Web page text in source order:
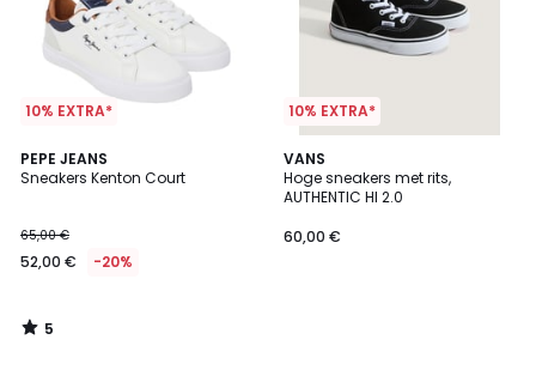
10% EXTRA*
PEPE JEANS
Sneakers Kenton Court
65,00 €
52,00 € -20%
5
/
5
/
10% EXTRA*
VANS
Hoge sneakers met rits,
AUTHENTIC HI 2.0
60,00 €